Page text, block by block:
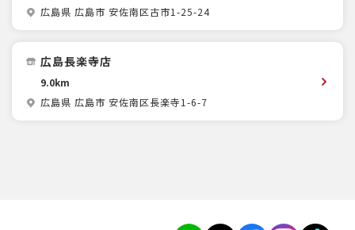
広島県 広島市 安佐南区古市1-25-24
広島長楽寺店
9.0km
広島県 広島市 安佐南区長楽寺1-6-7